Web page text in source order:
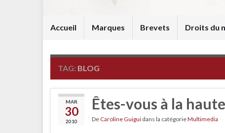
Accueil Marques Brevets Droits du
TAG: BLOG
MAR
30
2010
Êtes-vous à la
De Caroline Guigui dans la catégorieMultimedia